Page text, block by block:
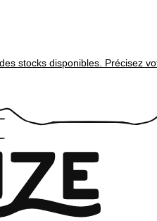
stocks disponibles. Précisez